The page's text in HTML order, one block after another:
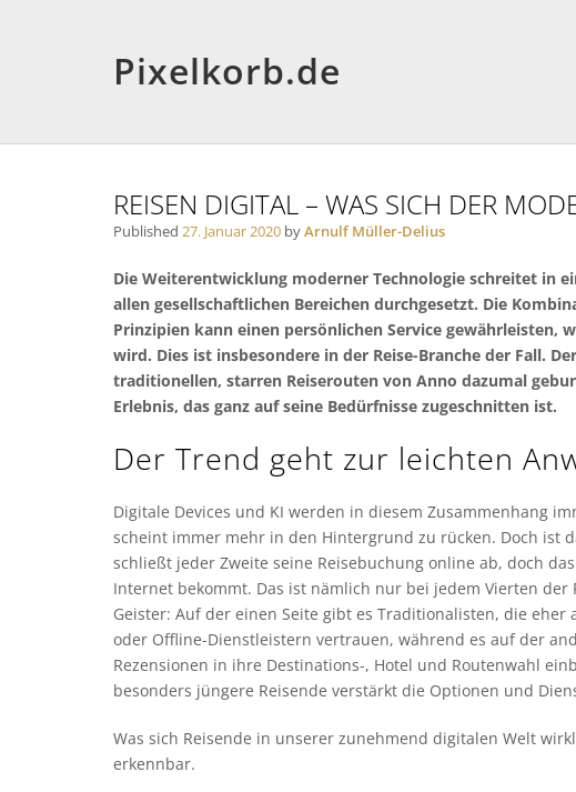
Pixelkorb.de
REISEN DIGITAL – WAS SICH DER
Published 27. Januar 2020 byArnulf Müller-Delius
Die Weiterentwicklung moderner Technologie schreitet in
allen gesellschaftlichen Bereichen durchgesetzt. Die
Prinzipien kann einen persönlichen Service gewährleisten,
wird. Dies ist insbesondere in der Reise-Branche der Fall.
traditionellen, starren Reiserouten von Anno dazumal
Erlebnis, das ganz auf seine Bedürfnisse zugeschnitten ist.
Der Trend geht zur leichten
Digitale Devices und KI werden in diesem Zusammenhang
scheint immer mehr in den Hintergrund zu rücken. Doch ist
schließt jeder Zweite seine Reisebuchung online ab, doch
Internet bekommt. Das ist nämlich nur bei jedem Vierten der
Geister: Auf der einen Seite gibt es Traditionalisten, die eher
oder Offline-Dienstleistern vertrauen, während es auf der
Rezensionen in ihre Destinations-, Hotel und Routenwahl
besonders jüngere Reisende verstärkt die Optionen und
Was sich Reisende in unserer zunehmend digitalen Welt
erkennbar.